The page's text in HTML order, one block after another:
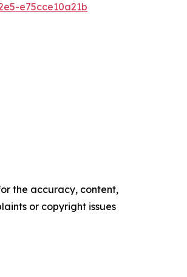
e75cce10a21b
the accuracy, content,
or copyright issues